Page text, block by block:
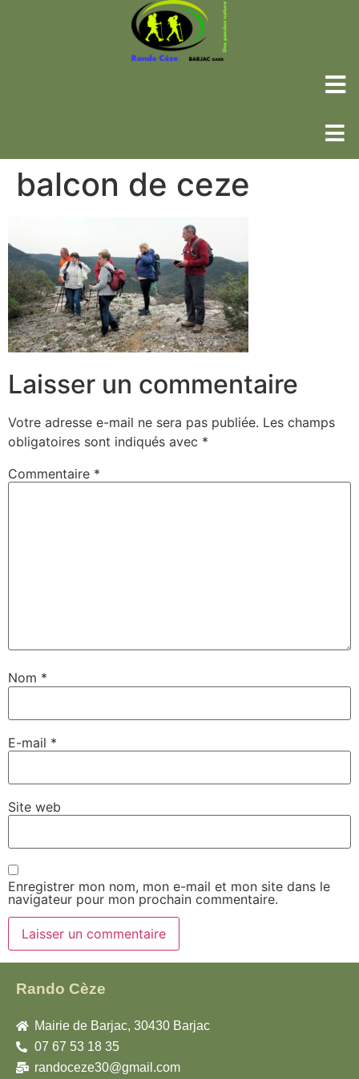
balcon de ceze
Laisser un commentaire
Votre adresse e-mail ne sera pas publiée. Les champs
obligatoires sont indiqués avec *
Commentaire *
Nom *
E-mail *
Site web
Enregistrer mon nom, mon e-mail et mon site dans le
navigateur pour mon prochain commentaire.
Rando Cèze
Mairie de Barjac, 30430 Barjac
07 67 53 18 35
randoceze30@gmail.com